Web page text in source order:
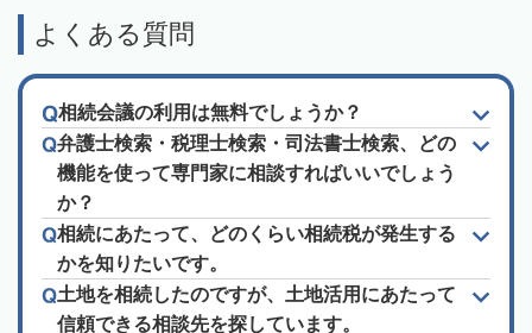
よくある質問
相続会議の利用は無料でしょうか？
弁護士検索・税理士検索・司法書士検索、どの
機能を使って専門家に相談すればいいでしょう
か？
相続にあたって、どのくらい相続税が発生する
かを知りたいです。
土地を相続したのですが、土地活用にあたって
信頼できる相談先を探しています。